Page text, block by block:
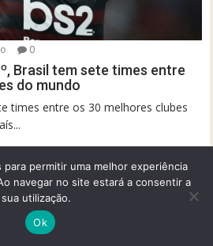
0
Brasil tem sete times entre
do mundo
times entre os 30 melhores clubes
permitir uma melhor experiência
navegar no site estará a consentir a
sua utilização.
Ok